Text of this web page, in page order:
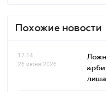
Похожие новости
17.14
26 июня 2026